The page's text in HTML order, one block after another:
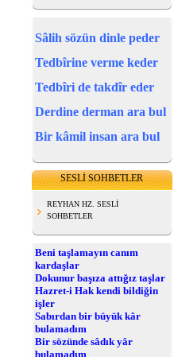
Sâlih sözün dinle peder
Tedbîrine verme keder
Tedbîri de takdîr eder
Derdine derman ara bul
Bir kâmil insan ara bul
SESLİ SOHBETLER
REYHAN HZ. SESLİ
SOHBETLER
Beni taşlamayın canım
kardaşlar
Dokunur başıza attığız taşlar
Hazret-i Hak kendi bildiğin
işler
Sabırdan bir büyük kâr
bulamadım
Bir sözünde sâdık yâr
bulamadım